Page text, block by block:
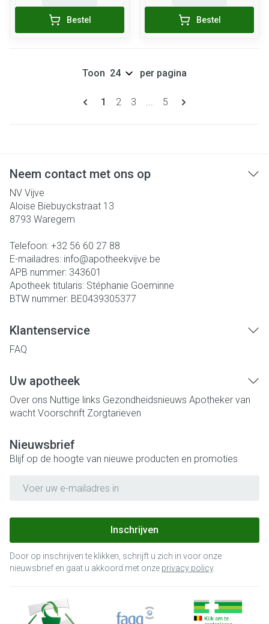
Bestel Bestel
Pagina's
U lees momenteel pagina
1 Pagina
2 Pagina
3 ... Pagina
5
Toon per pagina
Neem contact met ons op
NV Vijve
Aloise Biebuyckstraat 13
8793 Waregem
Telefoon: +32 56 60 27 88
E-mailadres: info@apotheekvijve.be
APB nummer: 343601
Apotheek titularis: Stéphanie Goeminne
BTW nummer: BE0439305377
Klantenservice
FAQ
Uw apotheek
Over ons Nuttige links Gezondheidsnieuws Apotheker van
wacht Voorschrift Zorgtarieven
Nieuwsbrief
Blijf op de hoogte van nieuwe producten en promoties
Inschrijven
Door op inschrijven te klikken, schrijft u zich in voor onze
nieuwsbrief en gaat u akkoord met onze privacy policy.